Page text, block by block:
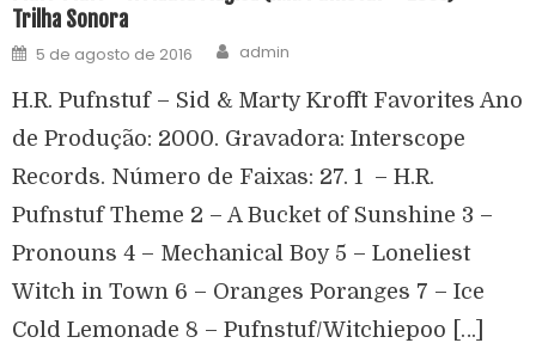
Trilha Sonora
5 de agosto de 2016 admin
H.R. Pufnstuf – Sid & Marty Krofft Favorites Ano
de Produção: 2000. Gravadora: Interscope
Records. Número de Faixas: 27. 1 – H.R.
Pufnstuf Theme 2 – A Bucket of Sunshine 3 –
Pronouns 4 – Mechanical Boy 5 – Loneliest
Witch in Town 6 – Oranges Poranges 7 – Ice
Cold Lemonade 8 – Pufnstuf/Witchiepoo […]